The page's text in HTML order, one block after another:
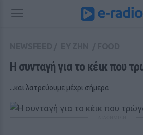
Η συνταγή για το κέικ που
...και λατρεύουμε μέχρι σήμερα